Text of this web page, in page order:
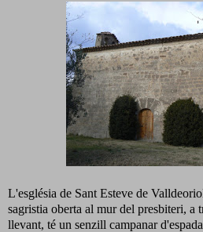
L'església de Sant Esteve de
sagristia oberta al mur del presbiteri, a
llevant, té un senzill campanar